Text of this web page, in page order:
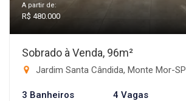
A partir de:
R$ 480.000
Sobrado à Venda, 96m²
Jardim Santa Cândida, Monte Mor-SP
3 Banheiros 4 Vagas